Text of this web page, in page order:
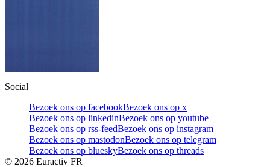
Social
Bezoek ons op facebookBezoek ons op x
Bezoek ons op linkedinBezoek ons op youtube
Bezoek ons op rss-feedBezoek ons op instagram
Bezoek ons op mastodonBezoek ons op telegram
Bezoek ons op blueskyBezoek ons op threads
© 2026 Euractiv FR